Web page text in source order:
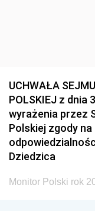
UCHWAŁA
POLSKIEJ z dnia
wyrażenia przez
Polskiej zgody
Dziedzica
Monitor Polski rok